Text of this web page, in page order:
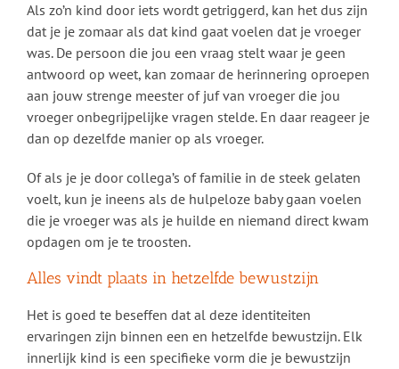
Als zo’n kind door iets wordt getriggerd, kan het dus zijn
dat je je zomaar als dat kind gaat voelen dat je vroeger
was. De persoon die jou een vraag stelt waar je geen
antwoord op weet, kan zomaar de herinnering oproepen
aan jouw strenge meester of juf van vroeger die jou
vroeger onbegrijpelijke vragen stelde. En daar reageer je
dan op dezelfde manier op als vroeger.
Of als je je door collega’s of familie in de steek gelaten
voelt, kun je ineens als de hulpeloze baby gaan voelen
die je vroeger was als je huilde en niemand direct kwam
opdagen om je te troosten.
Alles vindt plaats in hetzelfde bewustzijn
Het is goed te beseffen dat al deze identiteiten
ervaringen zijn binnen een en hetzelfde bewustzijn. Elk
innerlijk kind is een specifieke vorm die je bewustzijn